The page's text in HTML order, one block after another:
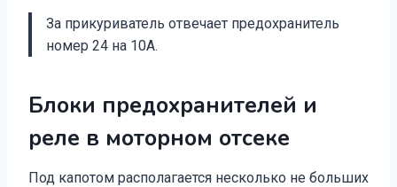
За прикуриватель отвечает предохранитель
номер 24 на 10А.
Блоки предохранителей и
реле в моторном отсеке
Под капотом располагается несколько не больших